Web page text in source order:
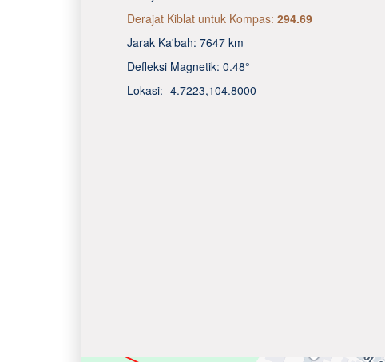
Derajat Kiblat untuk Kompas: 294.69
Jarak Ka'bah: 7647 km
Defleksi Magnetik: 0.48°
Lokasi: -4.7223,104.8000